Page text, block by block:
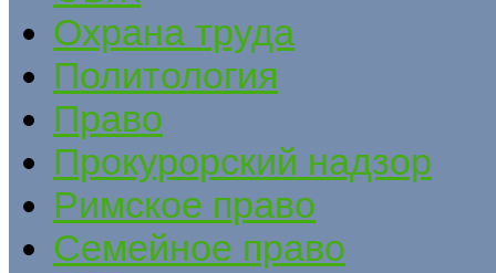
Охрана труда
Политология
Право
Прокурорский надзор
Римское право
Семейное право